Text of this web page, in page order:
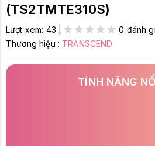
(TS2TMTE310S)
Lượt xem: 43 | 0 đánh
Thương hiệu : TRANSCEND
TÍNH NĂNG